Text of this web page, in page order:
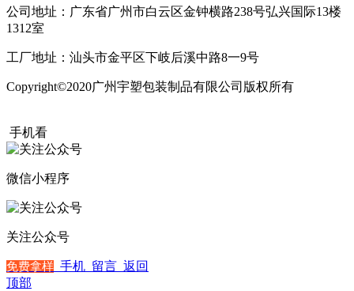
公司地址：广东省广州市白云区金钟横路238号弘兴国际13楼
1312室
工厂地址：汕头市金平区下岐后溪中路8一9号
Copyright©2020广州宇塑包装制品有限公司版权所有
手机看
微信小程序
关注公众号
免费拿样 手机 留言 返回
顶部